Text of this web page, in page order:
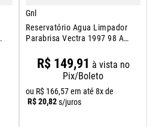
Gnl
Reservatório Agua Limpador
Parabrisa Vectra 1997 98 A
R$ 149,91 à vista no
Pix/Boleto
ou R$ 166,57em até 8x de
R$20,82s/juros